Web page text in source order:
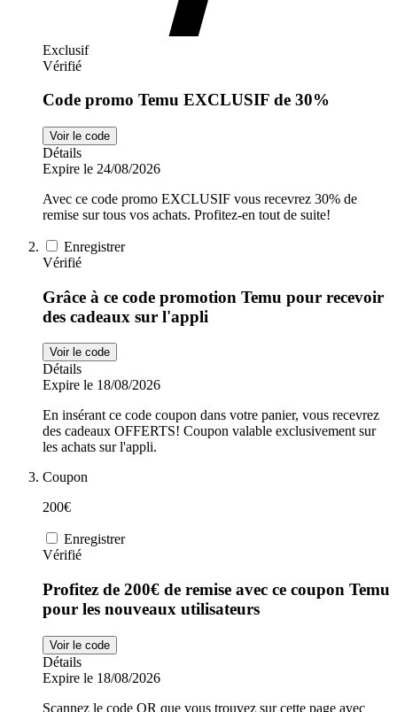
Exclusif
Vérifié
Code promo Temu EXCLUSIF de 30%
Voir le code
Détails
Expire le 24/08/2026
Avec ce code promo EXCLUSIF vous recevrez 30% de
remise sur tous vos achats. Profitez-en tout de suite!
Enregistrer
Vérifié
Grâce à ce code promotion Temu pour recevoir
des cadeaux sur l'appli
Voir le code
Détails
Expire le 18/08/2026
En insérant ce code coupon dans votre panier, vous recevrez
des cadeaux OFFERTS! Coupon valable exclusivement sur
les achats sur l'appli.
Coupon
200€
Enregistrer
Vérifié
Profitez de 200€ de remise avec ce coupon Temu
pour les nouveaux utilisateurs
Voir le code
Détails
Expire le 18/08/2026
Scannez le code QR que vous trouvez sur cette page avec